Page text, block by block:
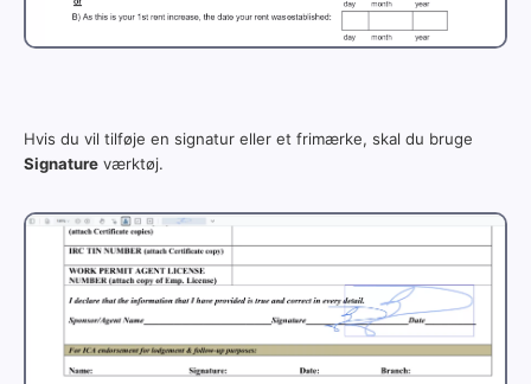
Hvis du vil tilføje en signatur eller et frimærke, skal du bruge
Signature værktøj.